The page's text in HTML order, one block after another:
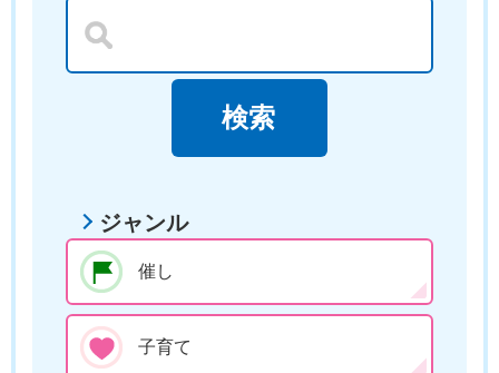
ジャンル
催し
子育て